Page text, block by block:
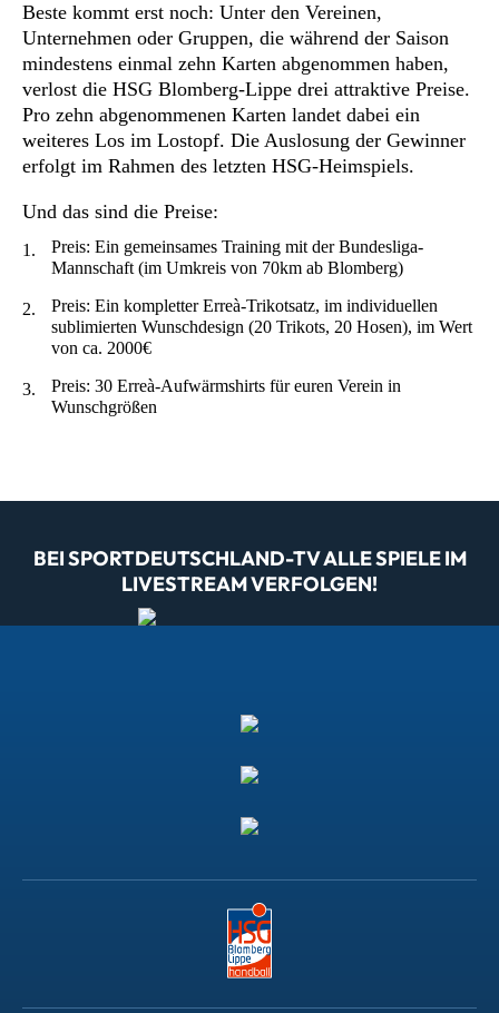
Beste kommt erst noch: Unter den Vereinen,
Unternehmen oder Gruppen, die während der Saison
mindestens einmal zehn Karten abgenommen haben,
verlost die HSG Blomberg-Lippe drei attraktive Preise.
Pro zehn abgenommenen Karten landet dabei ein
weiteres Los im Lostopf. Die Auslosung der Gewinner
erfolgt im Rahmen des letzten HSG-Heimspiels.
Und das sind die Preise:
Preis: Ein gemeinsames Training mit der Bundesliga-
Mannschaft (im Umkreis von 70km ab Blomberg)
Preis: Ein kompletter Erreà-Trikotsatz, im individuellen
sublimierten Wunschdesign (20 Trikots, 20 Hosen), im Wert
von ca. 2000€
Preis: 30 Erreà-Aufwärmshirts für euren Verein in
Wunschgrößen
BEI SPORTDEUTSCHLAND-TV ALLE SPIELE IM
LIVESTREAM VERFOLGEN!